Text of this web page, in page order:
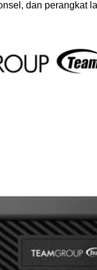
dan perangkat